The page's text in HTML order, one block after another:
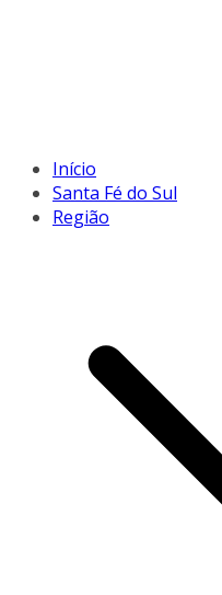
Início
Santa Fé do Sul
Região